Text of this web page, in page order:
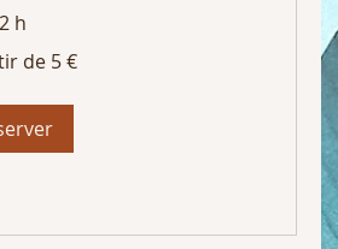
2 h
de 5 €